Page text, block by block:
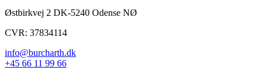
Østbirkvej 2 DK-5240 Odense NØ
CVR: 37834114
info@burcharth.dk
+45 66 11 99 66